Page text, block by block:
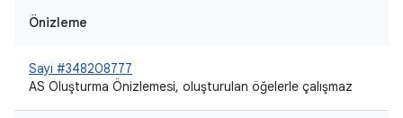
Önizleme
Sayı #348208777
AS Oluşturma Önizlemesi, oluşturulan öğelerle çalışmaz